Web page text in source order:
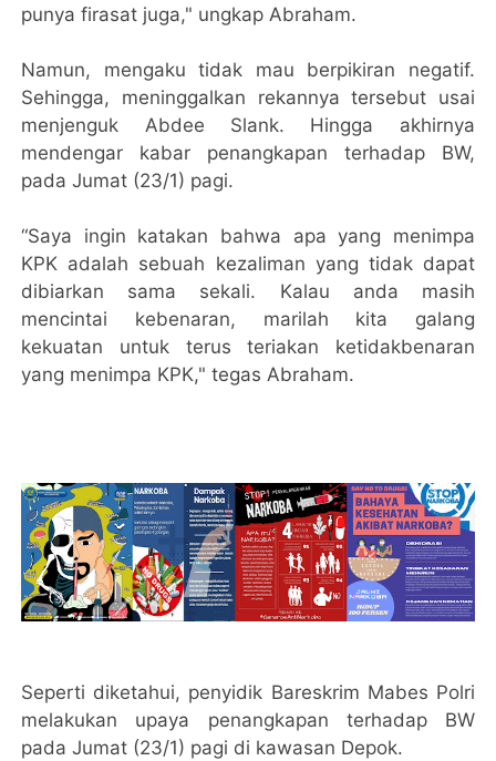
punya firasat juga," ungkap Abraham.
Namun, mengaku tidak mau berpikiran negatif.
Sehingga, meninggalkan rekannya tersebut usai
menjenguk Abdee Slank. Hingga akhirnya
mendengar kabar penangkapan terhadap BW,
pada Jumat (23/1) pagi.
“Saya ingin katakan bahwa apa yang menimpa
KPK adalah sebuah kezaliman yang tidak dapat
dibiarkan sama sekali. Kalau anda masih
mencintai kebenaran, marilah kita galang
kekuatan untuk terus teriakan ketidakbenaran
yang menimpa KPK," tegas Abraham.
Seperti diketahui, penyidik Bareskrim Mabes Polri
melakukan upaya penangkapan terhadap BW
pada Jumat (23/1) pagi di kawasan Depok.